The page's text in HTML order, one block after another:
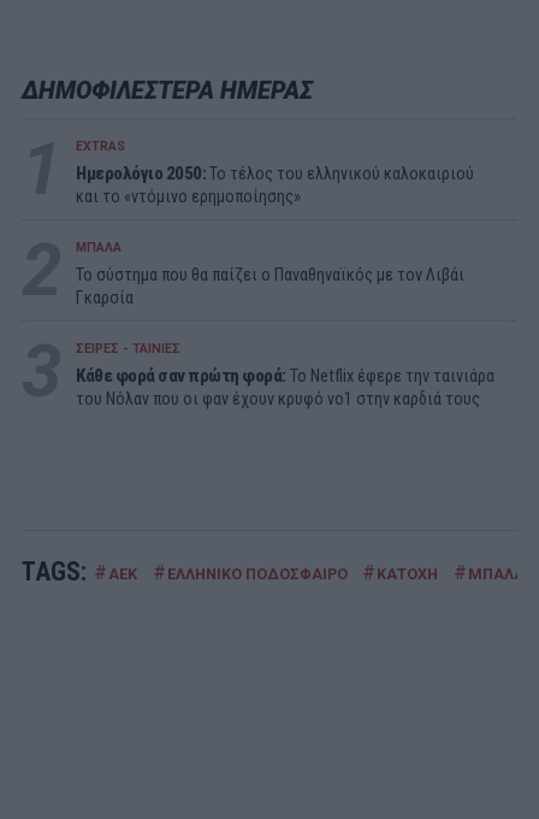
ΔΗΜΟΦΙΛΕΣΤΕΡΑ ΗΜΕΡΑΣ
EXTRAS
Ημερολόγιο 2050:To τέλος του ελληνικού καλοκαιριού
και το «ντόμινο ερημοποίησης»
ΜΠΑΛΑ
Το σύστημα που θα παίζει ο Παναθηναϊκός με τον Λιβάι
Γκαρσία
ΣΕΙΡΕΣ - ΤΑΙΝΙΕΣ
Κάθε φορά σαν πρώτη φορά: Το Netflix έφερε την ταινιάρα
του Νόλαν που οι φαν έχουν κρυφό νο1 στην καρδιά τους
TAGS: # ΑΕΚ # ΕΛΛΗΝΙΚΟ ΠΟΔΟΣΦΑΙΡΟ # ΚΑΤΟΧΗ # ΜΠΑΛΑ